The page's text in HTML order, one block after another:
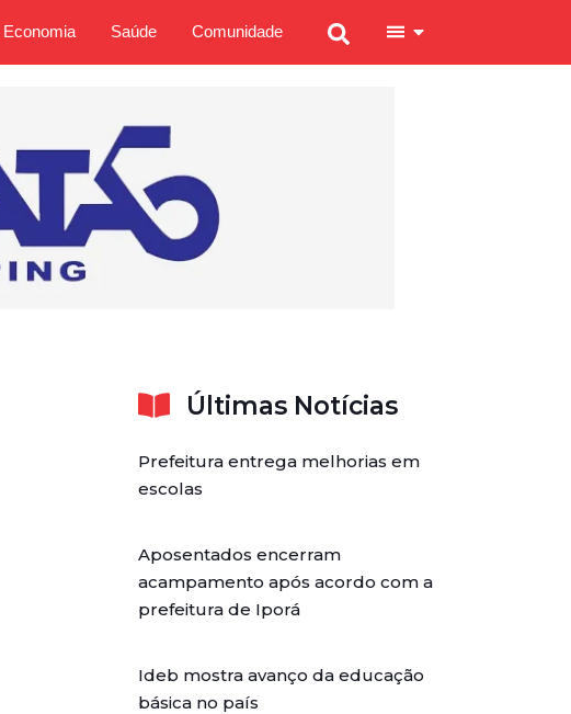
Saúde Comunidade
Últimas Notícias
Prefeitura entrega melhorias em
escolas
Aposentados encerram
acampamento após acordo com a
prefeitura de Iporá
Ideb mostra avanço da educação
básica no país